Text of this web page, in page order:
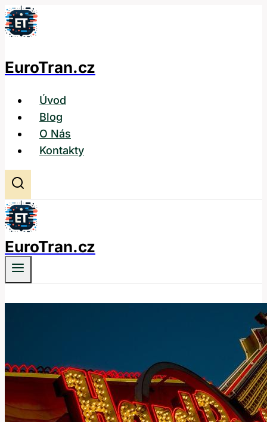
Přeskočit
na
EuroTran.cz
Úvod
Blog
O Nás
Kontakty
EuroTran.cz